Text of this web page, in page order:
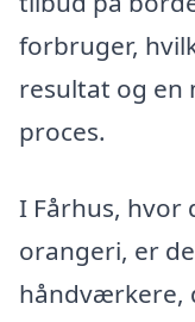
forbruger,
resultat og en
proces.
I Fårhus, hvor
orangeri, er
håndværkere,